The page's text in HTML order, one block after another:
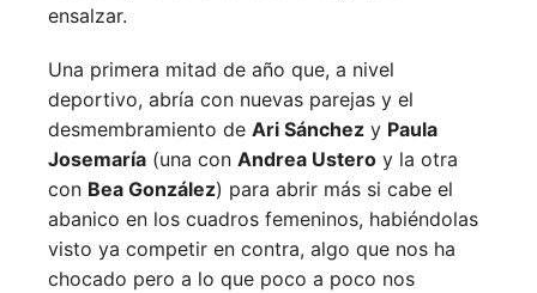
ensalzar.
Una primera mitad de año que, a nivel
deportivo, abría con nuevas parejas y el
desmembramiento de Ari Sánchez y Paula
Josemaría (una con Andrea Ustero y la otra
con Bea González) para abrir más si cabe el
abanico en los cuadros femeninos, habiéndolas
visto ya competir en contra, algo que nos ha
chocado pero a lo que poco a poco nos